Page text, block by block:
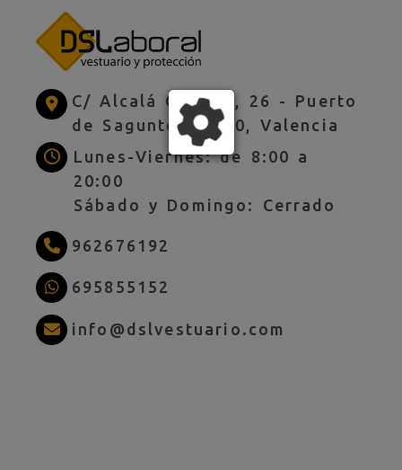
C/ Alcalá Galiano, 26 - Puerto
de Sagunto, 46520, Valencia
Lunes-Viernes: de 8:00 a
20:00
Sábado y Domingo: Cerrado
962676192
695855152
info dslvestuario.com